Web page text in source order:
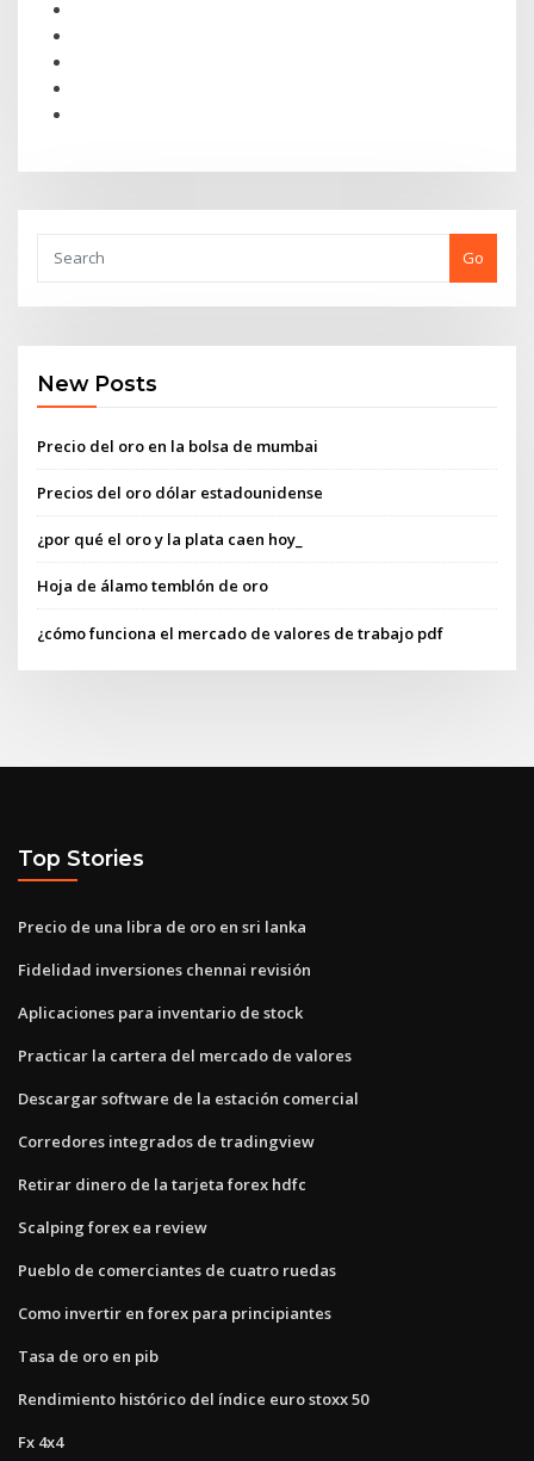
Go
New Posts
Precio del oro en la bolsa de mumbai
Precios del oro dólar estadounidense
¿por qué el oro y la plata caen hoy_
Hoja de álamo temblón de oro
¿cómo funciona el mercado de valores de trabajo pdf
Top Stories
Precio de una libra de oro en sri lanka
Fidelidad inversiones chennai revisión
Aplicaciones para inventario de stock
Practicar la cartera del mercado de valores
Descargar software de la estación comercial
Corredores integrados de tradingview
Retirar dinero de la tarjeta forex hdfc
Scalping forex ea review
Pueblo de comerciantes de cuatro ruedas
Como invertir en forex para principiantes
Tasa de oro en pib
Rendimiento histórico del índice euro stoxx 50
Fx 4x4